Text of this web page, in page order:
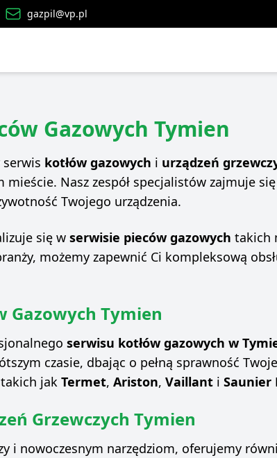
gazpil@vp.pl
Gazowych Tymien
kotłów gazowych i urządzeń
mieście. Nasz zespół specjalistów zajmuje się
Twojego urządzenia.
się w serwisie pieców gazowych takich
możemy zapewnić Ci kompleksową
Gazowych Tymien
serwisu kotłów gazowych w
czasie, dbając o pełną sprawność
jak Termet, Ariston, Vaillant i Saunier
Grzewczych Tymien
i nowoczesnym narzędziom, oferujemy